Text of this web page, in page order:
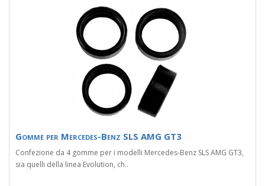
Gomme per Mercedes-Benz SLS AMG GT3
Confezione da 4 gomme per i modelli Mercedes-Benz SLS AMG GT3,
sia quelli della linea Evolution, ch..